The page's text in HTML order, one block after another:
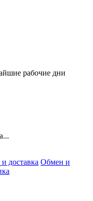
рабочие дни
доставка Обмен и